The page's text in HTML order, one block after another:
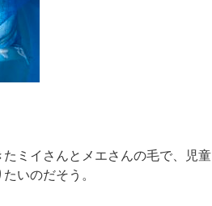
ミイさんとメエさんの毛で、児童
いのだそう。